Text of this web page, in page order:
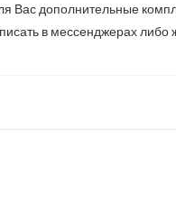
Вас дополнительные
в мессенджерах либо